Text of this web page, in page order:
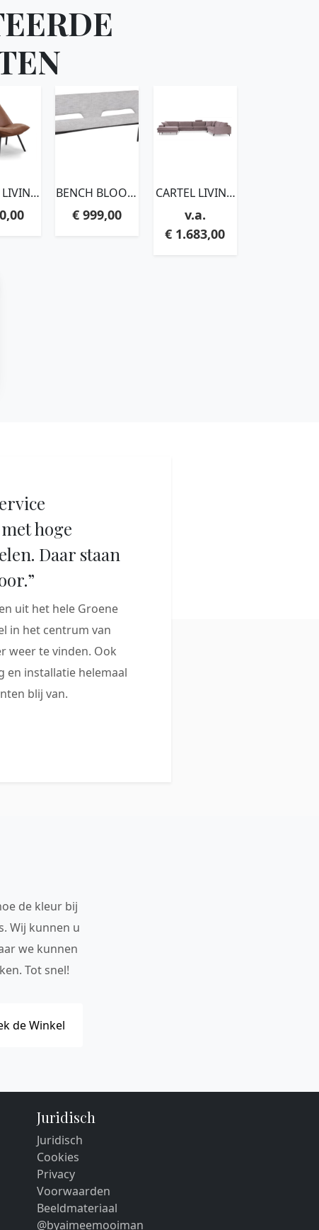
LIVING
BENCH BLOOM
CM, POLARIS
€ 999,00
CARTEL LIVING
€ 1.683,00
hoge
Daar staan
uit het hele Groene
in het centrum van
weer te vinden. Ook
en installatie helemaal
blij van.
de kleur bij
Wij kunnen u
we kunnen
Tot snel!
de Winkel
Juridisch
Juridisch
Cookies
Privacy
Voorwaarden
Beeldmateriaal
@byaimeemooiman